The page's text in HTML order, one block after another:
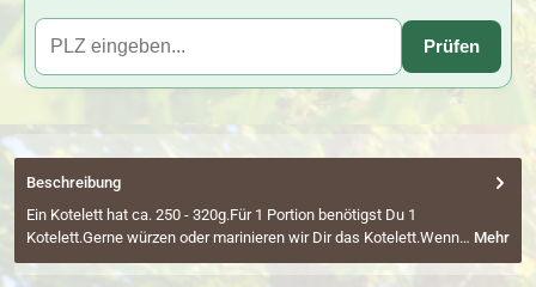
Prüfen
Beschreibung
Ein Kotelett hat ca. 250 - 320g.Für 1 Portion benötigst Du 1
Kotelett.Gerne würzen oder marinieren wir Dir das Kotelett.Wenn… Mehr